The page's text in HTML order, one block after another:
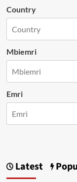
Country
Mbiemri
Emri
Latest